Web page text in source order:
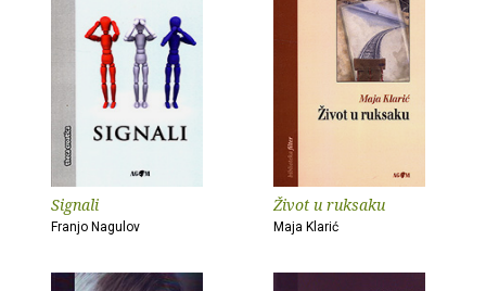
Signali
Franjo Nagulov
Život u ruksaku
Maja Klarić